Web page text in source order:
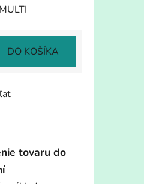
DO KOŠÍKA
tovaru do